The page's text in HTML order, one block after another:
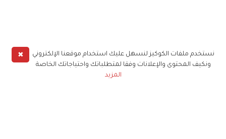
✖
نستخدم ملفات الكوكيز لنسهل عليك استخدام موقعنا الإلكتروني
ونكيف المحتوى والإعلانات وفقا لمتطلباتك واحتياجاتك الخاصة
المزيد